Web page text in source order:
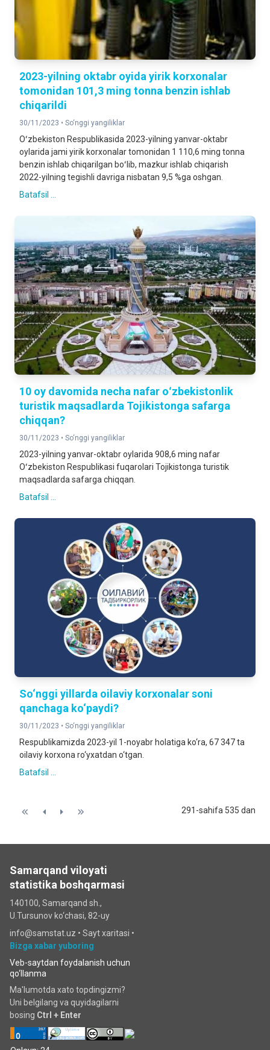
2023-yilning oktabr oyida yirik korxonalar
tomonidan 101,3 ming tonna benzin ishlab
chiqarildi
30/11/2023 • So‘nggi yangiliklar
Oʻzbekiston Respublikasida 2023-yilning yanvar-oktabr
oylarida jami yirik korxonalar tomonidan 1 110,6 ming tonna
benzin ishlab chiqarilgan boʻlib, mazkur ishlab chiqarish
2022-yilning tegishli davriga nisbatan 9,5 %ga oshgan.
Batafsil ...
10 oy davomida necha nafar oʻzbekistonlik
turistik maqsadlarda Tojikistonga safarga
chiqqan?
30/11/2023 • So‘nggi yangiliklar
2023-yilning yanvar-oktabr oylarida 908,6 ming nafar
Oʻzbekiston Respublikasi fuqarolari Tojikistonga turistik
maqsadlarda safarga chiqqan.
Batafsil ...
So‘nggi yillarda oilaviy korxonalar soni
qanchaga ko‘paydi?
30/11/2023 • So‘nggi yangiliklar
Respublikamizda 2023-yil 1-noyabr holatiga ko‘ra, 67 347 ta
oilaviy korxona ro‘yxatdan o‘tgan.
Batafsil ...
291-sahifa 535 dan
Samarqand viloyati
statistika boshqarmasi
140100, Samarqand sh.,
U.Tursunov ko‘chаsi, 82-uy
info@samstat.uz • Sayt xaritasi •
Bizga xabar yuboring
Veb-saytdan foydalanish uchun
qo‘llanma
Ma'lumotda xato topdingizmi?
Uni belgilang va quyidagilarni
bosing Ctrl + Enter